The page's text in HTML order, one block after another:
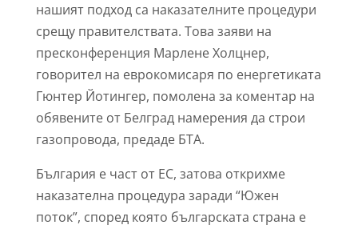
нашият подход са наказателните процедури
срещу правителствата. Това заяви на
пресконференция Марлене Холцнер,
говорител на еврокомисаря по енергетиката
Гюнтер Йотингер, помолена за коментар на
обявените от Белград намерения да строи
газопровода, предаде БТА.
България е част от ЕС, затова открихме
наказателна процедура заради “Южен
поток”, според която българската страна е